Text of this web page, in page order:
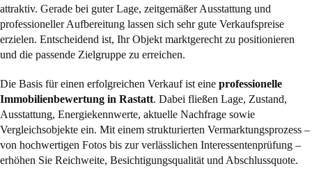
attraktiv. Gerade bei guter Lage, zeitgemäßer Ausstattung und
professioneller Aufbereitung lassen sich sehr gute Verkaufspreise
erzielen. Entscheidend ist, Ihr Objekt marktgerecht zu positionieren
und die passende Zielgruppe zu erreichen.
Die Basis für einen erfolgreichen Verkauf ist eine professionelle
Immobilienbewertung in Rastatt. Dabei fließen Lage, Zustand,
Ausstattung, Energiekennwerte, aktuelle Nachfrage sowie
Vergleichsobjekte ein. Mit einem strukturierten Vermarktungsprozess –
von hochwertigen Fotos bis zur verlässlichen Interessentenprüfung –
erhöhen Sie Reichweite, Besichtigungsqualität und Abschlussquote.